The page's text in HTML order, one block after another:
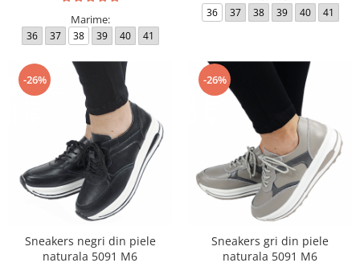
Marime:
36 37 38 39 40 41
36 37 38 39 40 41
-26%
Sneakers negri din piele
naturala 5091 M6
-26%
Sneakers gri din piele
naturala 5091 M6